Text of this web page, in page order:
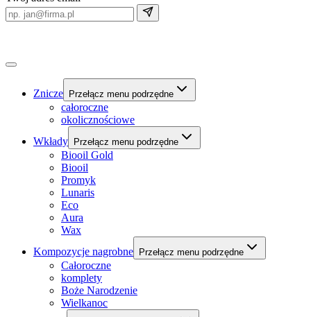
Znicze Przełącz menu podrzędne
całoroczne
okolicznościowe
Wkłady
Przełącz menu podrzędne
Biooil Gold
Biooil
Promyk
Lunaris
Eco
Aura
Wax
Kompozycje nagrobne
Przełącz menu podrzędne
Całoroczne
komplety
Boże Narodzenie
Wielkanoc